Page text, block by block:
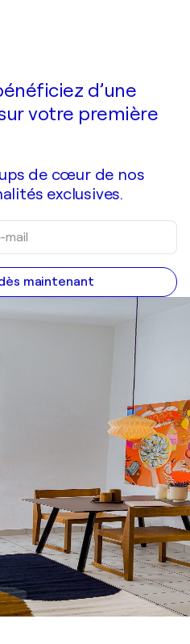
d’une
votre première
de cœur de nos
exclusives.
maintenant